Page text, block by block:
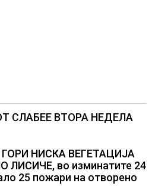
СЛАБЕЕ ВТОРА НЕДЕЛА
НИСКА ВЕГЕТАЦИЈА
ЛИСИЧЕ, во изминатите 24
25 пожари на отворено